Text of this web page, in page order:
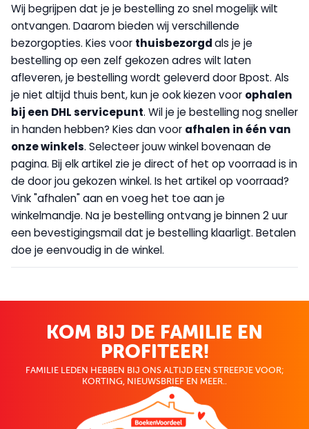
Wij begrijpen dat je je bestelling zo snel mogelijk wilt
ontvangen. Daarom bieden wij verschillende
bezorgopties. Kies voor thuisbezorgdals je je
bestelling op een zelf gekozen adres wilt laten
afleveren, je bestelling wordt geleverd door Bpost. Als
je niet altijd thuis bent, kun je ook kiezen voor ophalen
bij een DHL servicepunt. Wil je je bestelling nog sneller
in handen hebben? Kies dan voor afhalen in één van
onze winkels. Selecteer jouw winkel bovenaan de
pagina. Bij elk artikel zie je direct of het op voorraad is in
de door jou gekozen winkel. Is het artikel op voorraad?
Vink "afhalen" aan en voeg het toe aan je
winkelmandje. Na je bestelling ontvang je binnen 2 uur
een bevestigingsmail dat je bestelling klaarligt. Betalen
doe je eenvoudig in de winkel.
KOM BIJ DE FAMILIE EN
PROFITEER!
FAMILIE LEDEN HEBBEN BIJ ONS ALTIJD EEN STREEPJE VOOR;
KORTING, NIEUWSBRIEF EN MEER..